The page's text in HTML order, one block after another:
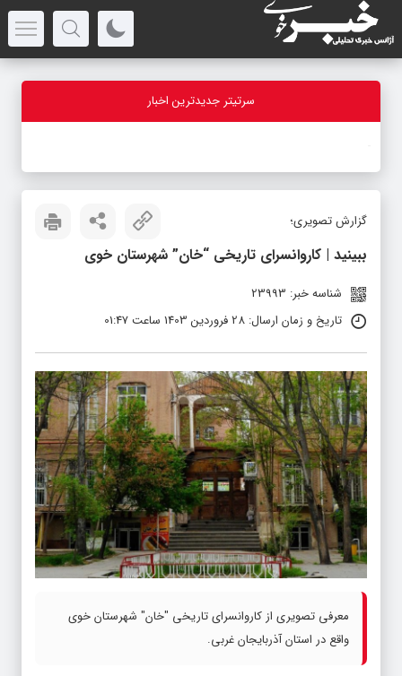
سرتیتر جدیدترین اخبار
گزارش تصویری؛
ببینید | کاروانسرای تاریخی “خان” شهرستان خوی
شناسه خبر: 23993
تاریخ و زمان ارسال: 28 فروردین 1403 ساعت 01:47
معرفی تصویری از کاروانسرای تاریخی "خان" شهرستان خوی
واقع در استان آذربایجان غربی.